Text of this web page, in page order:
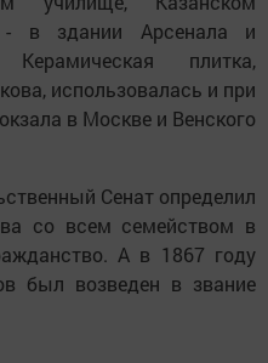
- в здании Арсенала и
плитка,
использовалась и при
в Москве и Венского
Сенат определил
со всем семейством в
А в 1867 году
был возведен в звание